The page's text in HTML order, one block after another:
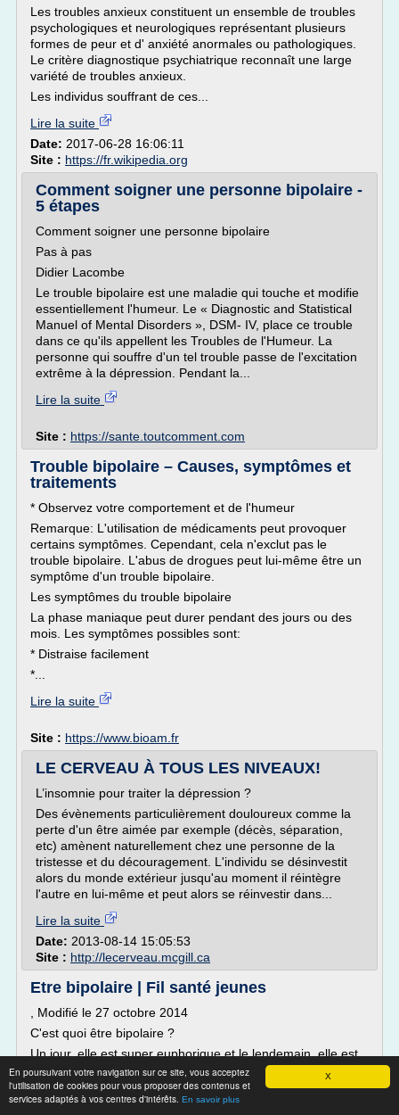
X
En poursuivant votre navigation sur ce site, vous acceptez
l'utilisation de cookies pour vous proposer des contenus et
services adaptés à vos centres d'intérêts. En savoir plus
Les troubles anxieux constituent un ensemble de troubles
psychologiques et neurologiques représentant plusieurs
formes de peur et d' anxiété anormales ou pathologiques.
Le critère diagnostique psychiatrique reconnaît une large
variété de troubles anxieux.
Les individus souffrant de ces...
Lire la suite
Date: 2017-06-28 16:06:11
Site : https://fr.wikipedia.org
Comment soigner une personne bipolaire -
5 étapes
Comment soigner une personne bipolaire
Pas à pas
Didier Lacombe
Le trouble bipolaire est une maladie qui touche et modifie
essentiellement l'humeur. Le « Diagnostic and Statistical
Manuel of Mental Disorders », DSM- IV, place ce trouble
dans ce qu'ils appellent les Troubles de l'Humeur. La
personne qui souffre d'un tel trouble passe de l'excitation
extrême à la dépression. Pendant la...
Lire la suite
Site : https://sante.toutcomment.com
Trouble bipolaire – Causes, symptômes et
traitements
* Observez votre comportement et de l'humeur
Remarque: L'utilisation de médicaments peut provoquer
certains symptômes. Cependant, cela n'exclut pas le
trouble bipolaire. L'abus de drogues peut lui-même être un
symptôme d'un trouble bipolaire.
Les symptômes du trouble bipolaire
La phase maniaque peut durer pendant des jours ou des
mois. Les symptômes possibles sont:
* Distraise facilement
*...
Lire la suite
Site : https://www.bioam.fr
LE CERVEAU À TOUS LES NIVEAUX!
L’insomnie pour traiter la dépression ?
Des évènements particulièrement douloureux comme la
perte d'un être aimée par exemple (décès, séparation,
etc) amènent naturellement chez une personne de la
tristesse et du découragement. L'individu se désinvestit
alors du monde extérieur jusqu'au moment il réintègre
l'autre en lui-même et peut alors se réinvestir dans...
Lire la suite
Date: 2013-08-14 15:05:53
Site : http://lecerveau.mcgill.ca
Etre bipolaire | Fil santé jeunes
, Modifié le 27 octobre 2014
C'est quoi être bipolaire ?
Un jour, elle est super euphorique et le lendemain, elle est
complètement down !! Elle est bipolaire ou quoi !!??...
Quand une personne a de forts changements d'humeur et
qu'on ne comprend pas toujours pourquoi, alors la question